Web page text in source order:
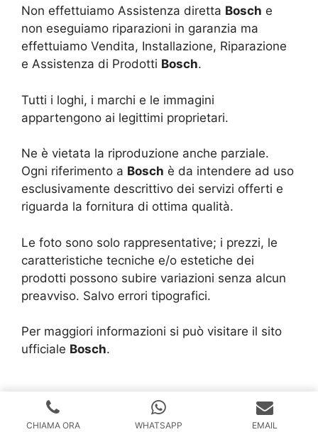
Non effettuiamo Assistenza diretta Bosch e
non eseguiamo riparazioni in garanzia ma
effettuiamo Vendita, Installazione, Riparazione
e Assistenza di Prodotti Bosch.
Tutti i loghi, i marchi e le immagini
appartengono ai legittimi proprietari.
Ne è vietata la riproduzione anche parziale.
Ogni riferimento a Bosch è da intendere ad uso
esclusivamente descrittivo dei servizi offerti e
riguarda la fornitura di ottima qualità.
Le foto sono solo rappresentative; i prezzi, le
caratteristiche tecniche e/o estetiche dei
prodotti possono subire variazioni senza alcun
preavviso. Salvo errori tipografici.
Per maggiori informazioni si può visitare il sito
ufficiale Bosch.
Copyright © 2024 | Realizzazione Siti Web
Siti Roma
Solution Group Communication
CHIAMA ORA WHATSAPP EMAIL